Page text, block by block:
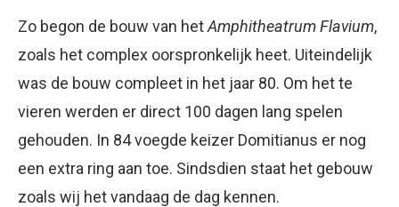
Zo begon de bouw van hetAmphitheatrum Flavium,
zoals het complex oorspronkelijk heet. Uiteindelijk
was de bouw compleet in het jaar 80. Om het te
vieren werden er direct 100 dagen lang spelen
gehouden. In 84 voegde keizer Domitianus er nog
een extra ring aan toe. Sindsdien staat het gebouw
zoals wij het vandaag de dag kennen.